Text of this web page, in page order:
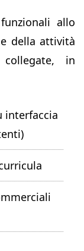
allo
della attività
in
interfaccia